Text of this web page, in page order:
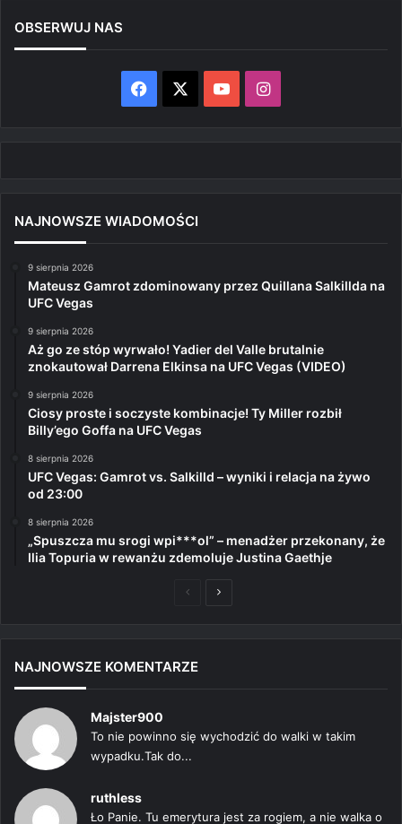
OBSERWUJ NAS
Facebook YouTubeInstagram
NAJNOWSZE WIADOMOŚCI
9 sierpnia 2026
Mateusz Gamrot zdominowany przez Quillana Salkillda na
UFC Vegas
9 sierpnia 2026
Aż go ze stóp wyrwało! Yadier del Valle brutalnie
znokautował Darrena Elkinsa na UFC Vegas (VIDEO)
9 sierpnia 2026
Ciosy proste i soczyste kombinacje! Ty Miller rozbił
Billy’ego Goffa na UFC Vegas
8 sierpnia 2026
UFC Vegas: Gamrot vs. Salkilld – wyniki i relacja na żywo
od 23:00
8 sierpnia 2026
„Spuszcza mu srogi wpi***ol” – menadżer przekonany, że
Ilia Topuria w rewanżu zdemoluje Justina Gaethje
PoprzedniaNastępna
NAJNOWSZE KOMENTARZE
Majster900
To nie powinno się wychodzić do walki w takim
wypadku.Tak do...
ruthless
Ło Panie. Tu emerytura jest za rogiem, a nie walka o